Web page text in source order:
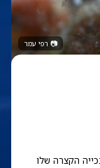
📷 רפי עמר
הקצרה שלו